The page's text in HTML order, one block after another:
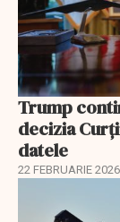
Trump
decizia
datele
22 FEBRUARIE 2026